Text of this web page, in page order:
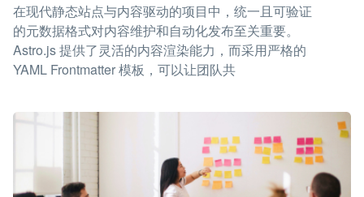
在现代静态站点与内容驱动的项目中，统一且可验证
的元数据格式对内容维护和自动化发布至关重要。
Astro.js 提供了灵活的内容渲染能力，而采用严格的
YAML Frontmatter 模板，可以让团队共